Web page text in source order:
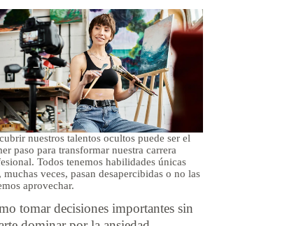
nuestros talentos ocultos puede ser el
paso para transformar nuestra carrera
Todos tenemos habilidades únicas
muchas veces, pasan desapercibidas o no las
aprovechar.
tomar decisiones importantes sin